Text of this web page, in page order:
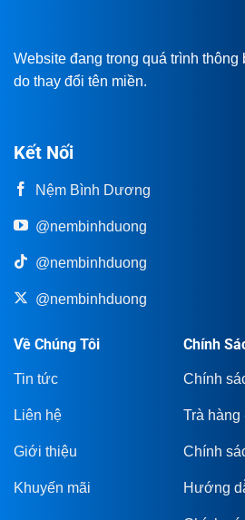
Website đang trong quá trình
do thay đổi tên miền.
Kết Nối
Nệm Bình Dương
@nembinhduong
@nembinhduong
@nembinhduong
Về Chúng Tôi
Tin tức
Liên hệ
Giới thiệu
Khuyến mãi
Chính
Chính
Trà hàng
Chính
Hướng